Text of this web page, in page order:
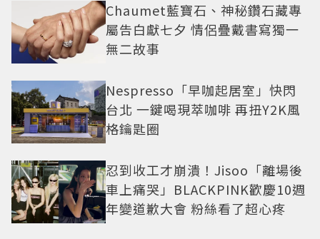
Chaumet藍寶石、神秘鑽石藏專
屬告白獻七夕 情侶疊戴書寫獨一
無二故事
Nespresso「早咖起居室」快閃
台北 一鍵喝現萃咖啡 再扭Y2K風
格鑰匙圈
忍到收工才崩潰！Jisoo「離場後
車上痛哭」BLACKPINK歡慶10週
年變道歉大會 粉絲看了超心疼